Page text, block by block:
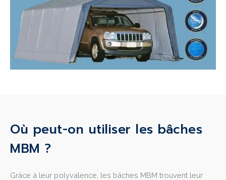
Où peut-on utiliser les bâches
MBM ?
Grâce à leur polyvalence, les bâches MBM trouvent leur